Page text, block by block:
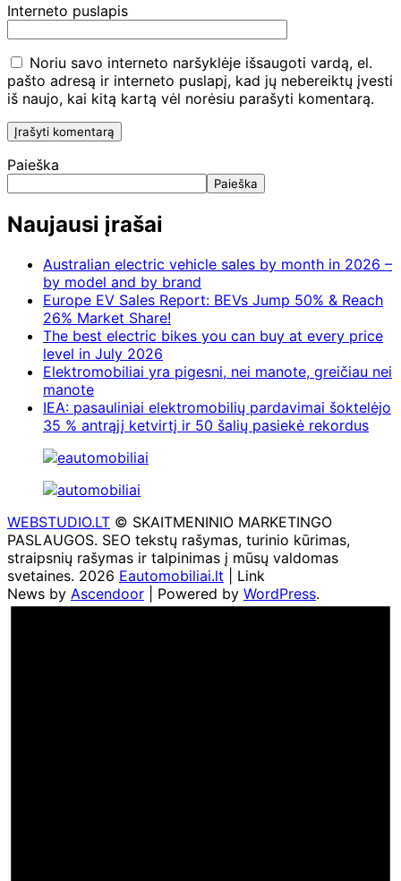
Interneto puslapis
Noriu savo interneto naršyklėje išsaugoti vardą, el.
pašto adresą ir interneto puslapį, kad jų nebereiktų įvesti
iš naujo, kai kitą kartą vėl norėsiu parašyti komentarą.
Paieška
Paieška
Naujausi įrašai
Australian electric vehicle sales by month in 2026 –
by model and by brand
Europe EV Sales Report: BEVs Jump 50% & Reach
26% Market Share!
The best electric bikes you can buy at every price
level in July 2026
Elektromobiliai yra pigesni, nei manote, greičiau nei
manote
IEA: pasauliniai elektromobilių pardavimai šoktelėjo
35 % antrąjį ketvirtį ir 50 šalių pasiekė rekordus
WEBSTUDIO.LT © SKAITMENINIO MARKETINGO
PASLAUGOS. SEO tekstų rašymas, turinio kūrimas,
straipsnių rašymas ir talpinimas į mūsų valdomas
svetaines. 2026 Eautomobiliai.lt | Link
News by Ascendoor | Powered by WordPress.